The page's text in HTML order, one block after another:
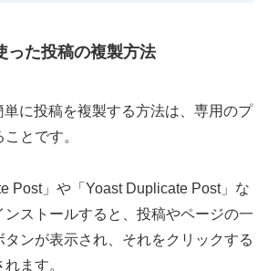
った投稿の複製方法
に投稿を複製する方法は、専用のプ
とです。
Post」や「Yoast Duplicate Post」な
ンストールすると、投稿やページの一
ンが表示され、それをクリックする
ます。